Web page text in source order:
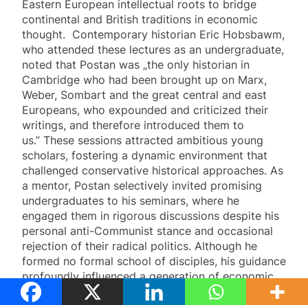
Eastern European intellectual roots to bridge
continental and British traditions in economic
thought. Contemporary historian Eric Hobsbawm,
who attended these lectures as an undergraduate,
noted that Postan was „the only historian in
Cambridge who had been brought up on Marx,
Weber, Sombart and the great central and east
Europeans, who expounded and criticized their
writings, and therefore introduced them to
us.” These sessions attracted ambitious young
scholars, fostering a dynamic environment that
challenged conservative historical approaches. As
a mentor, Postan selectively invited promising
undergraduates to his seminars, where he
engaged them in rigorous discussions despite his
personal anti-Communist stance and occasional
rejection of their radical politics. Although he
formed no formal school of disciples, his guidance
profoundly influenced a generation of economic
historians, emphasizing theoretical rigor in